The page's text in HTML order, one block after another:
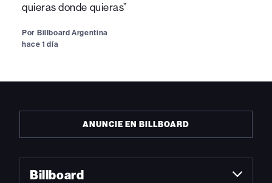
quieras donde quieras”
Por Billboard Argentina
hace 1 día
ANUNCIE EN BILLBOARD
Billboard